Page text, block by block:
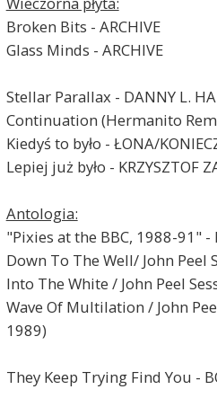
Broken Bits - ARCHIVE
Glass Minds - ARCHIVE
Stellar Parallax - DANNY L.
Continuation (Hermanito
Kiedyś to było - ŁONA/
Lepiej już było - KRZYSZTOF
Antologia:
"Pixies at the BBC, 1988-91" -
Down To The Well/ John Peel
Into The White / John Peel
Wave Of Multilation / John
1989)
They Keep Trying Find You -